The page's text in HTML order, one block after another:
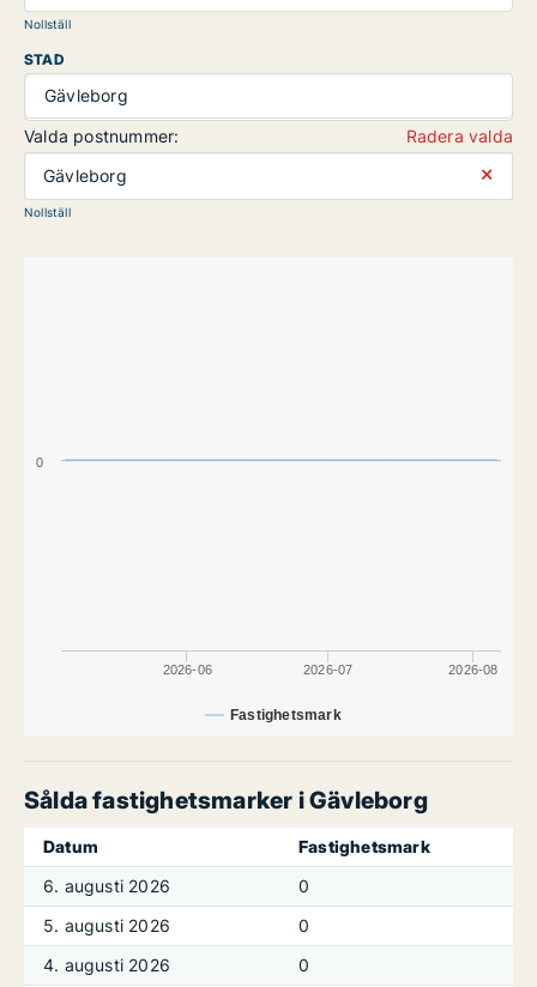
Nollställ
STAD
Gävleborg
Valda postnummer:
Radera valda
Gävleborg
⨯
Nollställ
Fastighetsmark
2026-06 2026-07 2026-08
0
Sålda fastighetsmarker i Gävleborg
Datum
Fastighetsmark
6. augusti 2026
0
5. augusti 2026
0
4. augusti 2026
0